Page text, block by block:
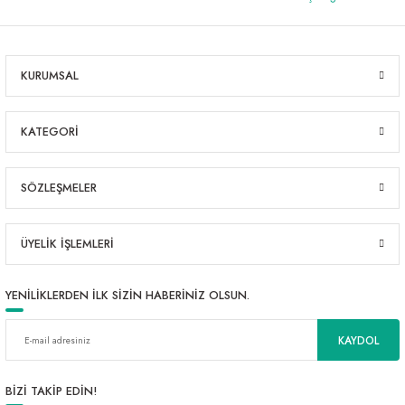
KURUMSAL
KATEGORİ
SÖZLEŞMELER
ÜYELİK İŞLEMLERİ
YENİLİKLERDEN İLK SİZİN HABERİNİZ OLSUN.
KAYDOL
BİZİ TAKİP EDİN!